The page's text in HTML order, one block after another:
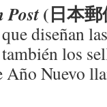
Post(日本郵
diseñan
los
Año Nuevo